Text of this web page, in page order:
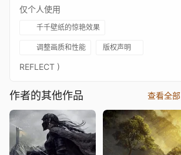
仅个人使用
千千壁纸的惊艳效果
调整画质和性能 版权声明
REFLECT )
作者的其他作品 查看全部